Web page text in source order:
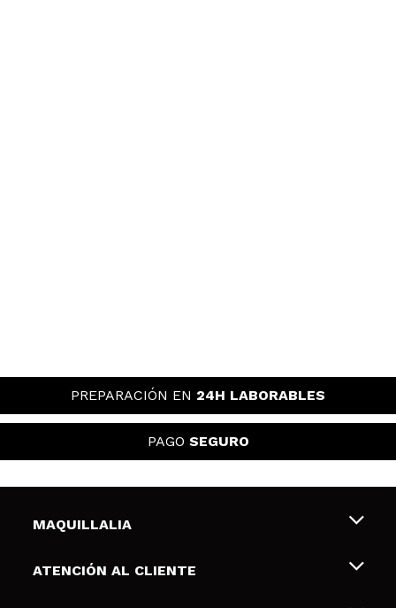
PREPARACIÓN EN 24H LABORABLES
PAGO SEGURO
MAQUILLALIA
Sobre nosotros
ATENCIÓN AL CLIENTE